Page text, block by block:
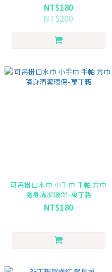
NT$180
NT$200
可吊掛口水巾 小手巾 手帕 方巾
隨身清潔環保-萬丁粄
NT$180